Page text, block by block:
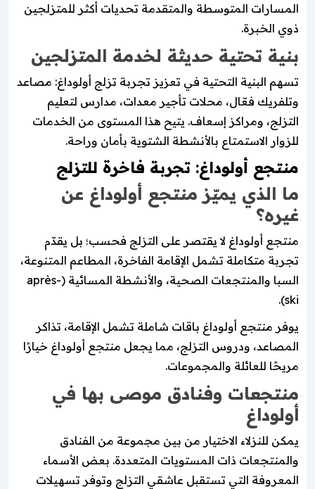
المسارات المتوسطة والمتقدمة تحديات أكثر للمتزلجين
ذوي الخبرة.
بنية تحتية حديثة لخدمة المتزلجين
تسهم البنية التحتية في تعزيز تجربة تزلج أولوداغ: مصاعد
وتلفريك فعّال، محلات تأجير معدات، مدارس لتعليم
التزلج، ومراكز إسعاف. يتيح هذا المستوى من الخدمات
للزوار الاستمتاع بالأنشطة الشتوية بأمان وراحة.
منتجع أولوداغ: تجربة فاخرة للتزلج
ما الذي يميّز منتجع أولوداغ عن
غيره؟
منتجع أولوداغ لا يقتصر على التزلج فحسب؛ بل يقدّم
تجربة متكاملة تشمل الإقامة الفاخرة، المطاعم المتنوعة،
السبا والمنتجعات الصحية، والأنشطة المسائية (après-
ski).
يوفر منتجع أولوداغ باقات شاملة تشمل الإقامة، تذاكر
المصاعد، ودروس التزلج، مما يجعل منتجع أولوداغ خيارًا
مريحًا للعائلة والمجموعات.
منتجعات وفنادق موصى بها في
أولوداغ
يمكن للنزلاء الاختيار من بين مجموعة من الفنادق
والمنتجعات ذات المستويات المتعددة. بعض الأسماء
المعروفة التي تستقبل عاشقي التزلج وتوفر تسهيلات